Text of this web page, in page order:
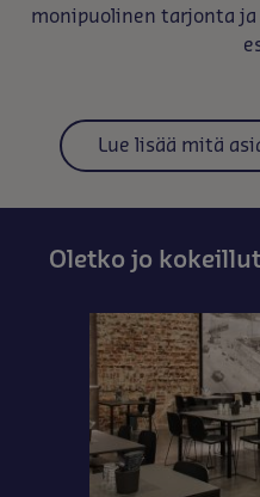
monipuolinen tarjonta
Lue lisää mitä
Oletko jo